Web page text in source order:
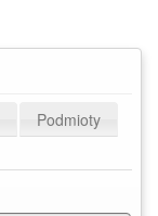
Podmioty